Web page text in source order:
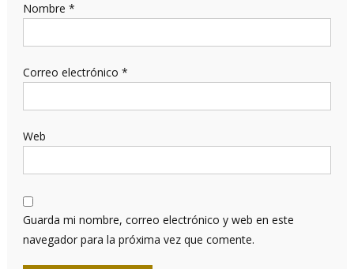
Nombre *
Correo electrónico *
Web
Guarda mi nombre, correo electrónico y web en este
navegador para la próxima vez que comente.